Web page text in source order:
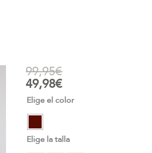
99,95€
49,98€
Elige el color
Elige la talla